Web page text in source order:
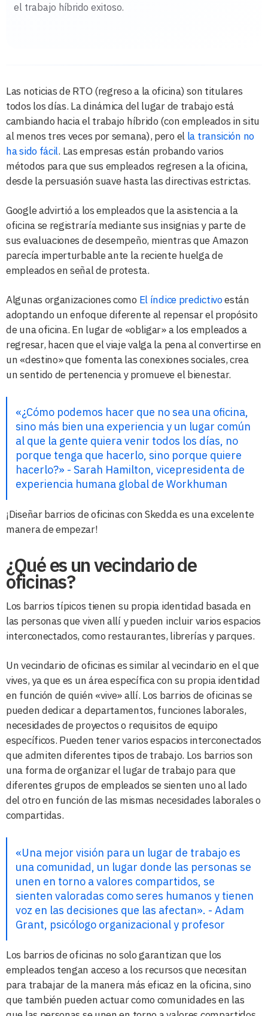
el trabajo híbrido exitoso.
Las noticias de RTO (regreso a la oficina) son titulares
todos los días. La dinámica del lugar de trabajo está
cambiando hacia el trabajo híbrido (con empleados in situ
al menos tres veces por semana), pero el la transición no
ha sido fácil. Las empresas están probando varios
métodos para que sus empleados regresen a la oficina,
desde la persuasión suave hasta las directivas estrictas.
Google advirtió a los empleados que la asistencia a la
oficina se registraría mediante sus insignias y parte de
sus evaluaciones de desempeño, mientras que Amazon
parecía imperturbable ante la reciente huelga de
empleados en señal de protesta.
Algunas organizaciones como El índice predictivoestán
adoptando un enfoque diferente al repensar el propósito
de una oficina. En lugar de «obligar» a los empleados a
regresar, hacen que el viaje valga la pena al convertirse en
un «destino» que fomenta las conexiones sociales, crea
un sentido de pertenencia y promueve el bienestar.
«¿Cómo podemos hacer que no sea una oficina,
sino más bien una experiencia y un lugar común
al que la gente quiera venir todos los días, no
porque tenga que hacerlo, sino porque quiere
hacerlo?» - Sarah Hamilton, vicepresidenta de
experiencia humana global de Workhuman
¡Diseñar barrios de oficinas con Skedda es una excelente
manera de empezar!
¿Qué es un vecindario de
oficinas?
Los barrios típicos tienen su propia identidad basada en
las personas que viven allí y pueden incluir varios espacios
interconectados, como restaurantes, librerías y parques.
Un vecindario de oficinas es similar al vecindario en el que
vives, ya que es un área específica con su propia identidad
en función de quién «vive» allí. Los barrios de oficinas se
pueden dedicar a departamentos, funciones laborales,
necesidades de proyectos o requisitos de equipo
específicos. Pueden tener varios espacios interconectados
que admiten diferentes tipos de trabajo. Los barrios son
una forma de organizar el lugar de trabajo para que
diferentes grupos de empleados se sienten uno al lado
del otro en función de las mismas necesidades laborales o
compartidas.
«Una mejor visión para un lugar de trabajo es
una comunidad, un lugar donde las personas se
unen en torno a valores compartidos, se
sienten valoradas como seres humanos y tienen
voz en las decisiones que las afectan». - Adam
Grant, psicólogo organizacional y profesor
Los barrios de oficinas no solo garantizan que los
empleados tengan acceso a los recursos que necesitan
para trabajar de la manera más eficaz en la oficina, sino
que también pueden actuar como comunidades en las